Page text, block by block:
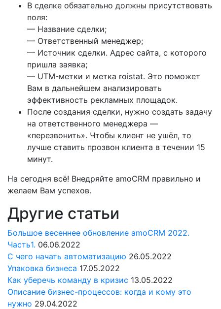
В сделке обязательно должны присутствовать
поля:
— Название сделки;
— Ответственный менеджер;
— Источник сделки. Адрес сайта, с которого
пришла заявка;
— UTM-метки и метка roistat. Это поможет
Вам в дальнейшем анализировать
эффективность рекламных площадок.
После создания сделки, нужно создать задачу
на ответственного менеджера —
«перезвонить». Чтобы клиент не ушёл, то
лучше ставить прозвон клиента в течении 15
минут.
На сегодня всё! Внедряйте amoCRM правильно и
желаем Вам успехов.
Другие статьи
Большое весеннее обновление amoCRM 2022.
Часть1. 06.06.2022
С чего начать автоматизацию 26.05.2022
Упаковка бизнеса 17.05.2022
Как уберечь команду в кризис 13.05.2022
Описание бизнес-процессов: когда и кому это
нужно 29.04.2022